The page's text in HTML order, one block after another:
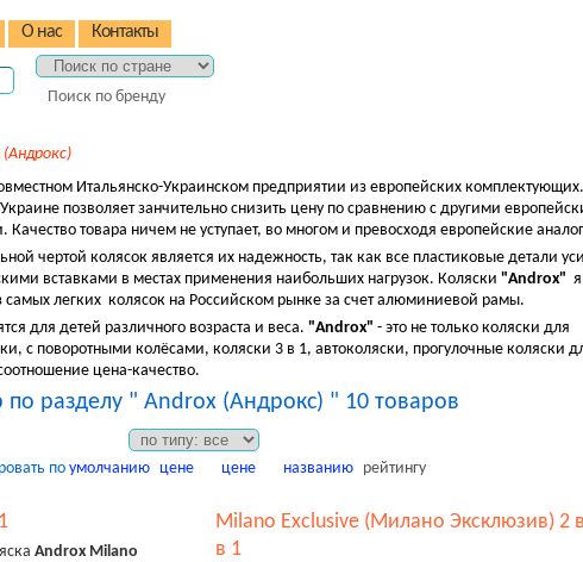
О нас Контакты
Поиск по бренду
Итальянско-Украинском предприятии из европейских комплектующих.
позволяет занчительно снизить цену по сравнению с другими
Качество товара ничем не уступает, во многом и превосходя европейские
чертой колясок является их надежность, так как все пластиковые детали
вставками в местах применения наибольших нагрузок. Коляски "Androx"
легких колясок на Российском рынке за счет алюминиевой рамы.
для детей различного возраста и веса. "Androx" - это не только коляски для
с поворотными колёсами, коляски 3 в 1, автоколяски, прогулочные коляски
цена-качество.
по разделу " Androx (Андрокс) " 10 товаров
по умолчанию цене цене названию рейтингу
Androx Milano
Milano Exclusive (Милано Эксклюзив) 2
в 1